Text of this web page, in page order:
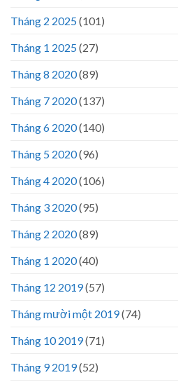
Tháng 2 2025(101)
Tháng 1 2025(27)
Tháng 8 2020(89)
Tháng 7 2020(137)
Tháng 6 2020(140)
Tháng 5 2020(96)
Tháng 4 2020(106)
Tháng 3 2020(95)
Tháng 2 2020(89)
Tháng 1 2020(40)
Tháng 12 2019(57)
Tháng mười một 2019(74)
Tháng 10 2019(71)
Tháng 9 2019(52)